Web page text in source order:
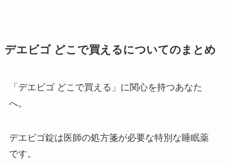
コピー用紙はどこで売ってる？コ
産終了したの？
デエビゴ どこで買えるについてのまとめ
「デエビゴ どこで買える」に関心を持つあなた
へ。
デエビゴ錠は医師の処方箋が必要な特別な睡眠薬
です。